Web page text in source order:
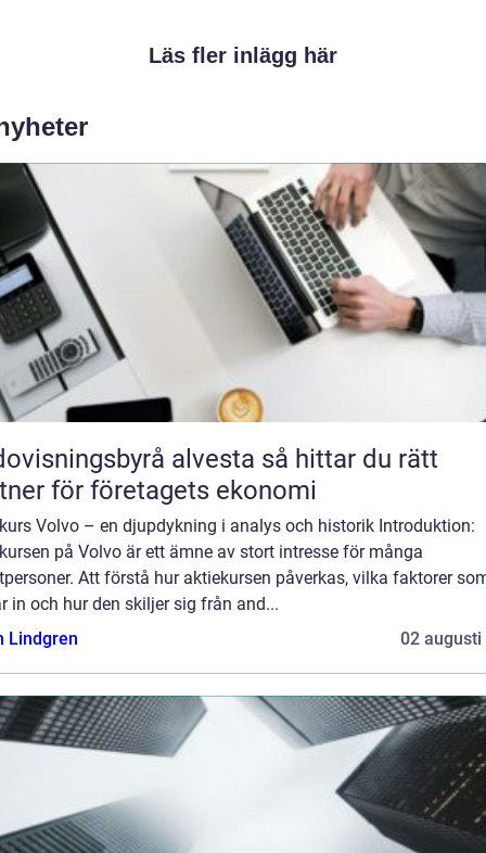
Läs fler inlägg här
alvesta så hittar du rätt
för företagets ekonomi
Volvo – en djupdykning i analys och historik Introduktion:
på Volvo är ett ämne av stort intresse för många
Att förstå hur aktiekursen påverkas, vilka faktorer
in och hur den skiljer sig från and...
Lindgren
02 augusti